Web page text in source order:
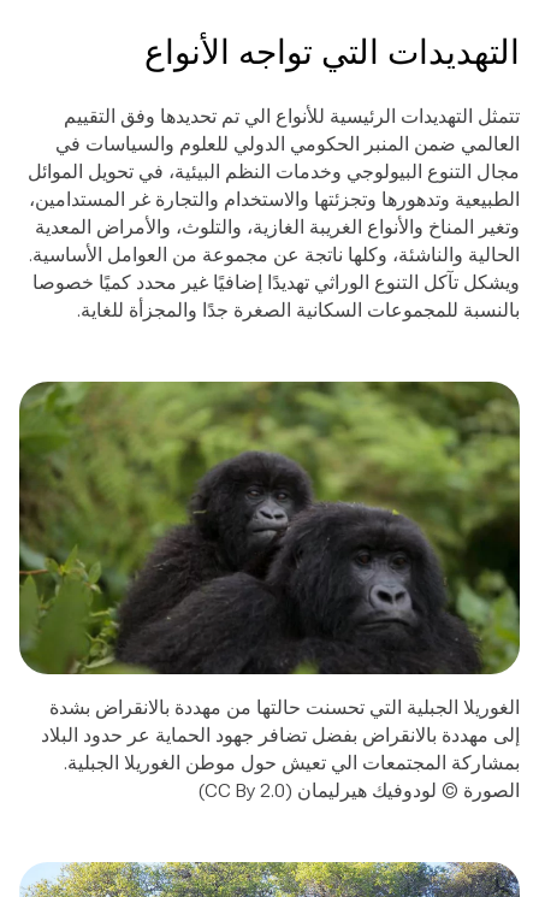
التهديدات التي تواجه الأنواع
تتمثل التهديدات الرئيسية للأنواع الي تم تحديدها وفق التقييم
العالمي ضمن المنبر الحكومي الدولي للعلوم والسياسات في
مجال التنوع البيولوجي وخدمات النظم البيئية، في تحويل الموائل
الطبيعية وتدهورها وتجزئتها والاستخدام والتجارة غر المستدامين،
وتغير المناخ والأنواع الغريبة الغازية، والتلوث، والأمراض المعدية
الحالية والناشئة، وكلها ناتجة عن مجموعة من العوامل الأساسية.
ويشكل تآكل التنوع الوراثي تهديدًا إضافيًا غير محدد كميًا خصوصا
بالنسبة للمجموعات السكانية الصغرة جدًا والمجزأة للغاية.
الغوريلا الجبلية التي تحسنت حالتها من مهددة بالانقراض بشدة
إلى مهددة بالانقراض بفضل تضافر جهود الحماية عر حدود البلاد
بمشاركة المجتمعات الي تعيش حول موطن الغوريلا الجبلية.
الصورة © لودوفيك هيرليمان (CC By 2.0)